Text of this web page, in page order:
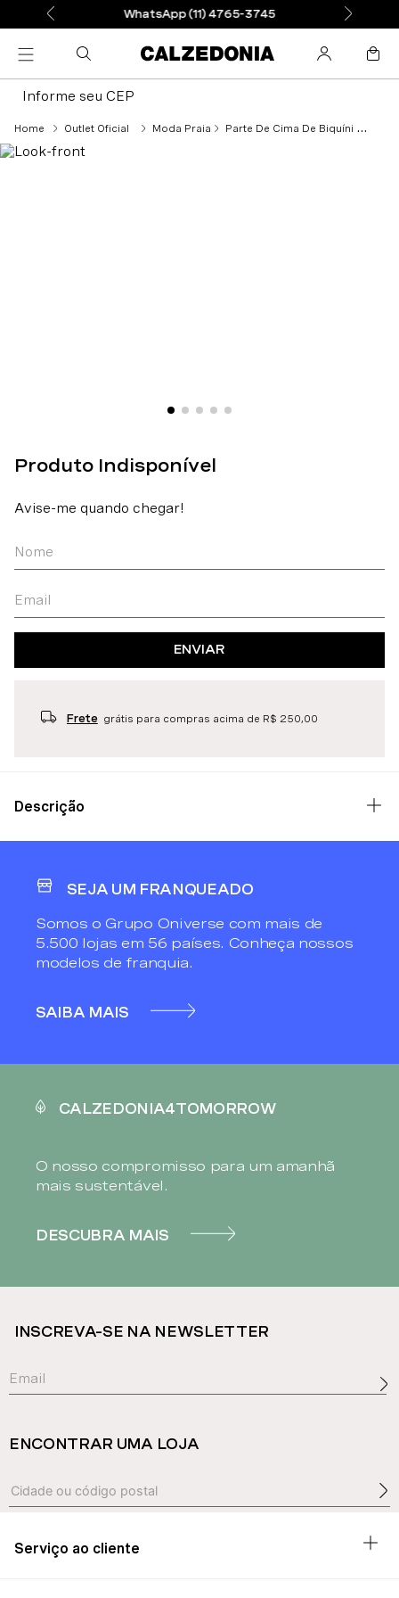
WhatsApp (11) 4765-3745
Informe seu CEP
Outlet Oficial Moda Praia Parte De Cima De Biquíni Push-Up Almofadado Nairobi Eco - Verde
ENVIAR
Frete grátis para compras acima de R$ 250,00
Descrição
SEJA UM FRANQUEADO
Somos o Grupo Oniverse com mais de
5.500 lojas em 56 países. Conheça nossos
modelos de franquia.
SAIBA MAIS
CALZEDONIA4TOMORROW
O nosso compromisso para um amanhã
mais sustentável.
DESCUBRA MAIS
INSCREVA-SE NA NEWSLETTER
ENCONTRAR UMA LOJA
Serviço ao cliente